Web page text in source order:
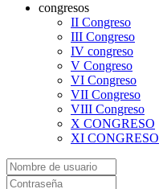
congresos
II Congreso
III Congreso
IV congreso
V Congreso
VI Congreso
VII Congreso
VIII Congreso
X CONGRESO
XI CONGRESO